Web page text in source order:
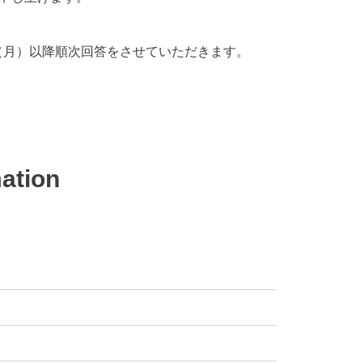
）以降順次回答をさせていただきます。